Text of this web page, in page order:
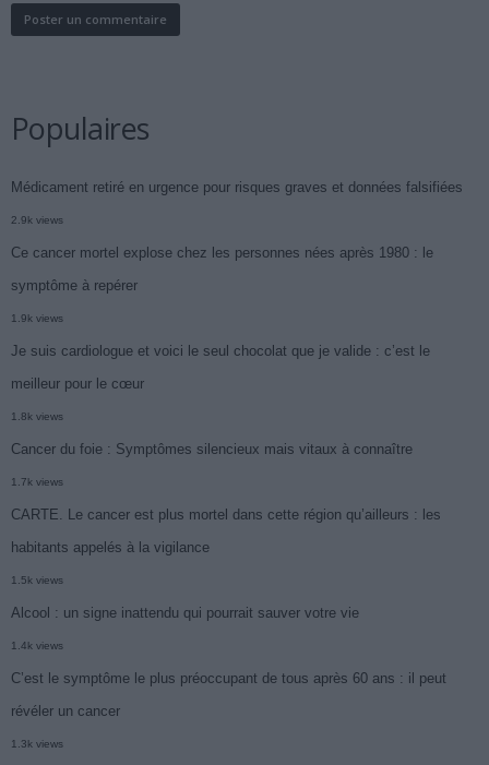
Populaires
Médicament retiré en urgence pour risques graves et données falsifiées
2.9k views
Ce cancer mortel explose chez les personnes nées après 1980 : le
symptôme à repérer
1.9k views
Je suis cardiologue et voici le seul chocolat que je valide : c’est le
meilleur pour le cœur
1.8k views
Cancer du foie : Symptômes silencieux mais vitaux à connaître
1.7k views
CARTE. Le cancer est plus mortel dans cette région qu’ailleurs : les
habitants appelés à la vigilance
1.5k views
Alcool : un signe inattendu qui pourrait sauver votre vie
1.4k views
C’est le symptôme le plus préoccupant de tous après 60 ans : il peut
révéler un cancer
1.3k views